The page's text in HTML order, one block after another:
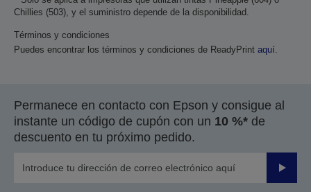
Chillies (503), y el suministro depende de la disponibilidad.
Términos y condiciones
Puedes encontrar los términos y condiciones de ReadyPrint aquí.
Permanece en contacto con Epson y consigue al
instante un código de cupón con un 10 %* de
descuento en tu próximo pedido.
Enviar